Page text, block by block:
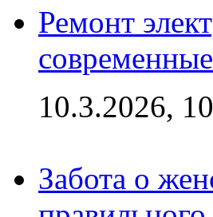
Ремонт
10.3.2026,
Забота о